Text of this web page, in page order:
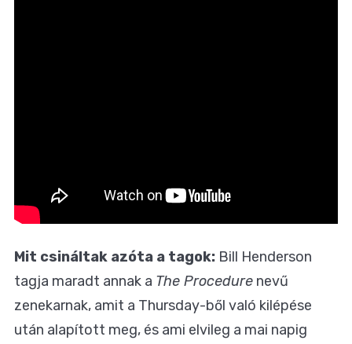
Mit csináltak azóta a tagok: Bill Henderson
tagja maradt annak a The Procedure nevű
zenekarnak, amit a Thursday-ből való kilépése
után alapított meg, és ami elvileg a mai napig